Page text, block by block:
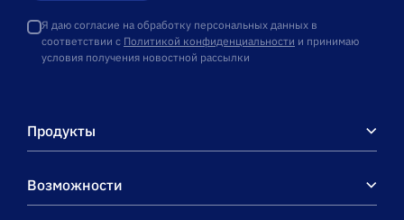
Я даю согласие на обработку персональных данных в
соответствии с Политикой конфиденциальности и принимаю
условия получения новостной рассылки
Продукты
Возможности